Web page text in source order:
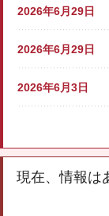
2026年6月29日
2026年6月29日
2026年6月3日
現在、情報は